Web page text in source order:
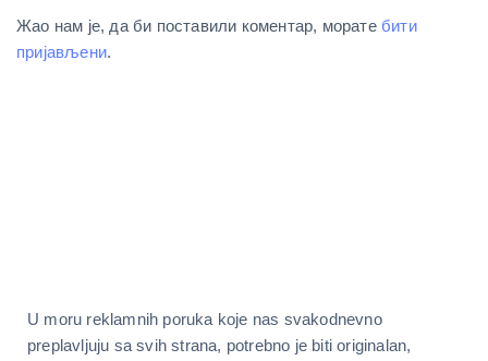
Жао нам је, да би поставили коментар, морате бити
пријављени.
U moru reklamnih poruka koje nas svakodnevno
preplavljuju sa svih strana, potrebno je biti originalan,